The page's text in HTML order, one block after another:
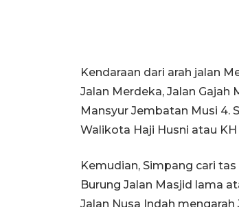
Kendaraan dari arah jalan
Jalan Merdeka, Jalan Gajah
Mansyur Jembatan Musi 4.
Walikota Haji Husni atau
Kemudian, Simpang cari
Burung Jalan Masjid lama
Jalan Nusa Indah mengarah